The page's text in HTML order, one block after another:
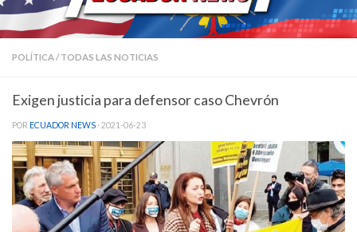
POLÍTICA/ TODAS LAS NOTICIAS
Exigen justicia para defensor caso Chevrón
POR ECUADOR NEWS · 2021-06-23